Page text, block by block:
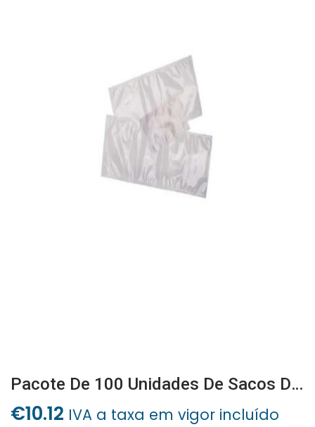
Pacote De 100 Unidades De Sacos De Vácuo Lisos Para Seladoras Bell 170×250
€10.12 IVA a taxa em vigor incluído